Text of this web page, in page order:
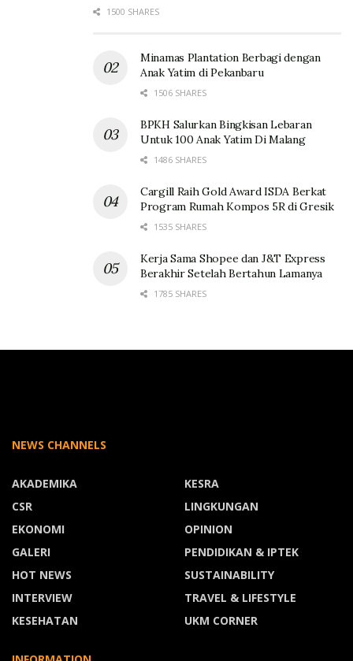
1500 SHARES
Minamas Plantation Berbagi dengan
Anak Yatim di Pekanbaru
1506 SHARES
BPKH Salurkan Bingkisan Lebaran
Untuk 100 Anak Yatim Di Malang
1486 SHARES
Cargill Raih Gold Award ISDA Berkat
Program Rumah Kompos 5R di Gresik
1535 SHARES
Kerja Sama Shopee dan J&T Express
Berakhir Setelah Bertahun Lamanya
1785 SHARES
NEWS CHANNELS
AKADEMIKA
CSR
EKONOMI
GALERI
HOT NEWS
INTERVIEW
KESEHATAN
KESRA
LINGKUNGAN
OPINION
PENDIDIKAN & IPTEK
SUSTAINABILITY
TRAVEL & LIFESTYLE
UKM CORNER